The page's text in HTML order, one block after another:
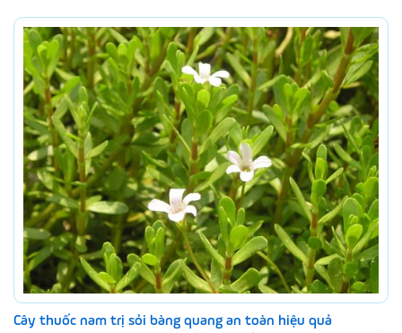
Cây thuốc nam trị sỏi bàng quang an toàn hiệu quả